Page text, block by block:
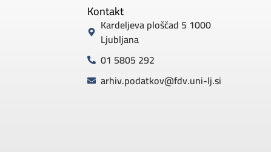
Kontakt
Kardeljeva ploščad 5 1000
Ljubljana
01 5805 292
arhiv.podatkov@fdv.uni-lj.si